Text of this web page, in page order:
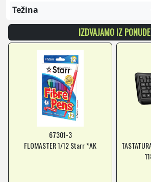
Težina
IZDVAJAMO IZ PONUDE
67301-3
FLOMASTER 1/12 Starr *AK